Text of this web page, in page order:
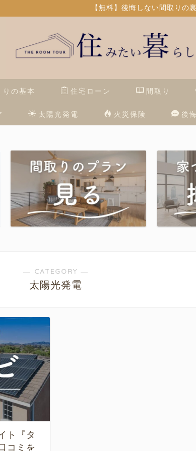
【無料】後悔しない間取りの
りの基本 住宅ローン 間取り
太陽光発電 火災保険 後
― CATEGORY ―
太陽光発電
ト『タ
コミを